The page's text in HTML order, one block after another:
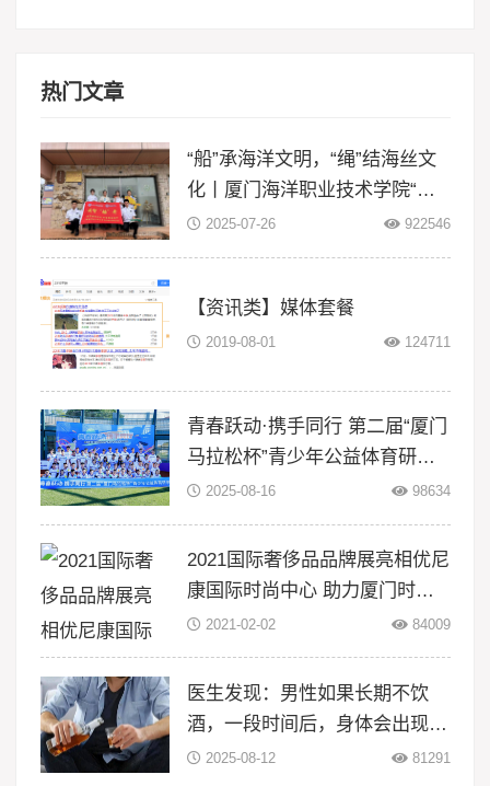
热门文章
“船”承海洋文明，“绳”结海丝文
化丨厦门海洋职业技术学院“闽
智‘船’奇”实践队赴浙江等地开展
2025-07-26 922546
【资讯类】媒体套餐
2019-08-01 124711
青春跃动·携手同行 第二届“厦门
马拉松杯”青少年公益体育研学
活动在翔安大嶝岛扬帆！
2025-08-16 98634
2021国际奢侈品品牌展亮相优尼
康国际时尚中心 助力厦门时尚
升级2021-02-02 84009
医生发现：男性如果长期不饮
酒，一段时间后，身体会出现5
大变化
2025-08-12 81291